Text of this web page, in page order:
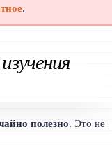
.
полезно. Это не